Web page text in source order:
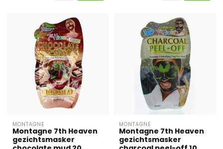
MONTAGNE
Montagne 7th Heaven
gezichtsmasker
MONTAGNE
Montagne 7th Heaven
gezichtsmasker